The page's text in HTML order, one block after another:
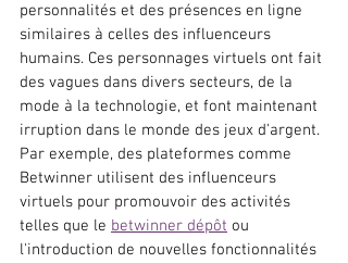
personnalités et des présences en ligne
similaires à celles des influenceurs
humains. Ces personnages virtuels ont fait
des vagues dans divers secteurs, de la
mode à la technologie, et font maintenant
irruption dans le monde des jeux d'argent.
Par exemple, des plateformes comme
Betwinner utilisent des influenceurs
virtuels pour promouvoir des activités
telles que le betwinner dépôt ou
l'introduction de nouvelles fonctionnalités